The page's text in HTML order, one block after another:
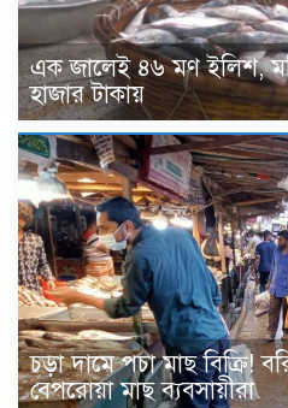
এক জালেই ৪৬ মণ ইলিশ,
হাজার টাকায়
চড়া দামে পচা মাছ বিক্রি!
বেপরোয়া মাছ ব্যবসায়ীরা